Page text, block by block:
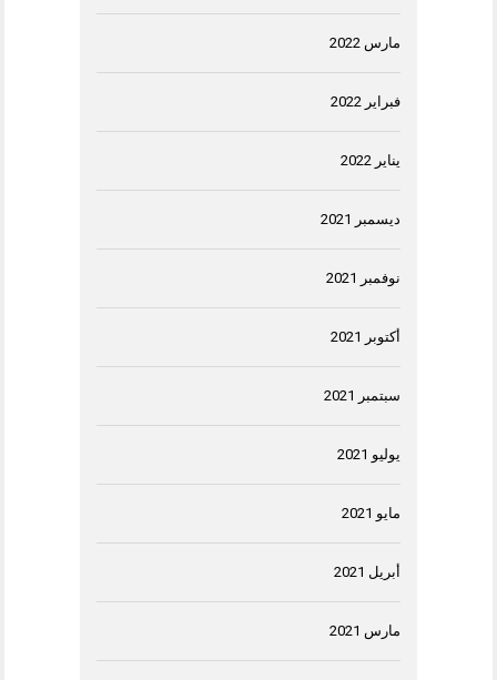
مارس 2022
فبراير 2022
يناير 2022
ديسمبر 2021
نوفمبر 2021
أكتوبر 2021
سبتمبر 2021
يوليو 2021
مايو 2021
أبريل 2021
مارس 2021